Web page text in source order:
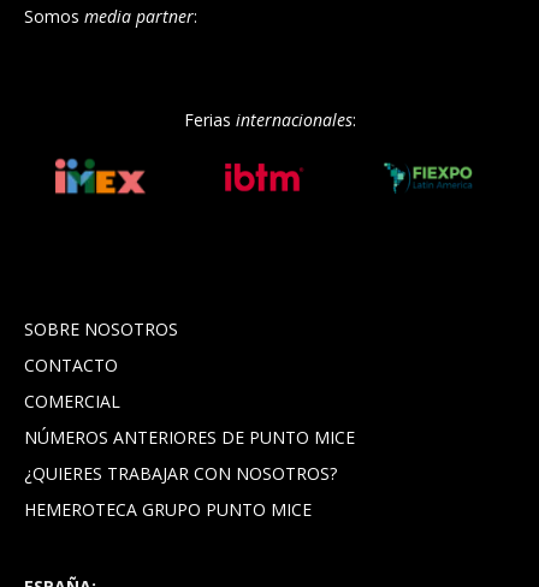
Somos media partner:
Ferias internacionales:
SOBRE NOSOTROS
CONTACTO
COMERCIAL
NÚMEROS ANTERIORES DE PUNTO MICE
¿QUIERES TRABAJAR CON NOSOTROS?
HEMEROTECA GRUPO PUNTO MICE